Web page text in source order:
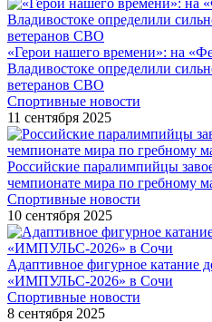
«Герои нашего времени»: на
Владивостоке определили
ветеранов СВО
Спортивные новости
11 сентября 2025
Российские паралимпийцы
чемпионате мира по гребному
Спортивные новости
10 сентября 2025
Адаптивное фигурное катание
«ИМПУЛЬС-2026» в Сочи
Спортивные новости
8 сентября 2025